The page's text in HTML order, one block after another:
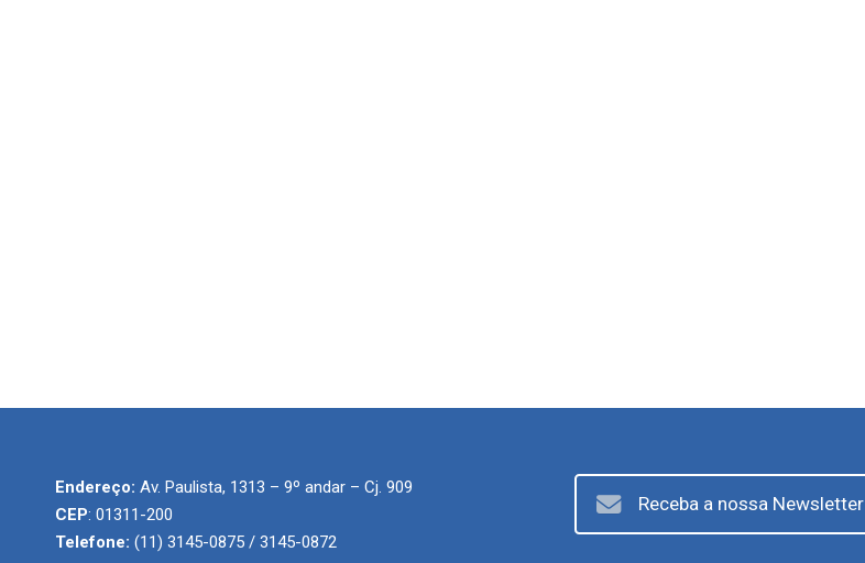
Endereço: Av. Paulista, 1313 – 9º andar – Cj. 909
CEP: 01311-200
Telefone: (11) 3145-0875 / 3145-0872
Receba a nossa Newsletter